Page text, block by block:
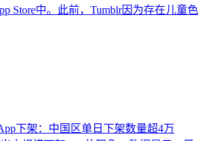
Store中。此前，Tumblr因为存在儿童色
下架：中国区单日下架数量超4万